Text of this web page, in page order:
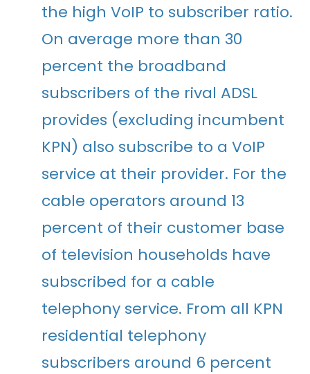
the high VoIP to subscriber ratio.
On average more than 30
percent the broadband
subscribers of the rival ADSL
provides (excluding incumbent
KPN) also subscribe to a VoIP
service at their provider. For the
cable operators around 13
percent of their customer base
of television households have
subscribed for a cable
telephony service. From all KPN
residential telephony
subscribers around 6 percent